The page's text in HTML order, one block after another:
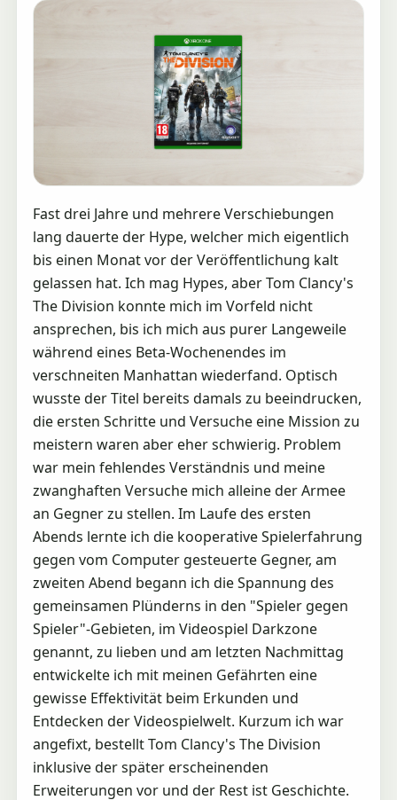
Fast drei Jahre und mehrere Verschiebungen
lang dauerte der Hype, welcher mich eigentlich
bis einen Monat vor der Veröffentlichung kalt
gelassen hat. Ich mag Hypes, aber Tom Clancy's
The Division konnte mich im Vorfeld nicht
ansprechen, bis ich mich aus purer Langeweile
während eines Beta-Wochenendes im
verschneiten Manhattan wiederfand. Optisch
wusste der Titel bereits damals zu beeindrucken,
die ersten Schritte und Versuche eine Mission zu
meistern waren aber eher schwierig. Problem
war mein fehlendes Verständnis und meine
zwanghaften Versuche mich alleine der Armee
an Gegner zu stellen. Im Laufe des ersten
Abends lernte ich die kooperative Spielerfahrung
gegen vom Computer gesteuerte Gegner, am
zweiten Abend begann ich die Spannung des
gemeinsamen Plünderns in den "Spieler gegen
Spieler"-Gebieten, im Videospiel Darkzone
genannt, zu lieben und am letzten Nachmittag
entwickelte ich mit meinen Gefährten eine
gewisse Effektivität beim Erkunden und
Entdecken der Videospielwelt. Kurzum ich war
angefixt, bestellt Tom Clancy's The Division
inklusive der später erscheinenden
Erweiterungen vor und der Rest ist Geschichte.